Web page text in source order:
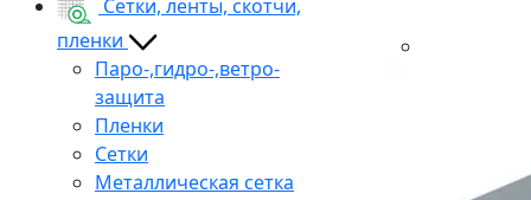
Сетки, ленты, скотчи,
пленки
Паро-,гидро-,ветро-
защита
Пленки
Сетки
Металлическая сетка